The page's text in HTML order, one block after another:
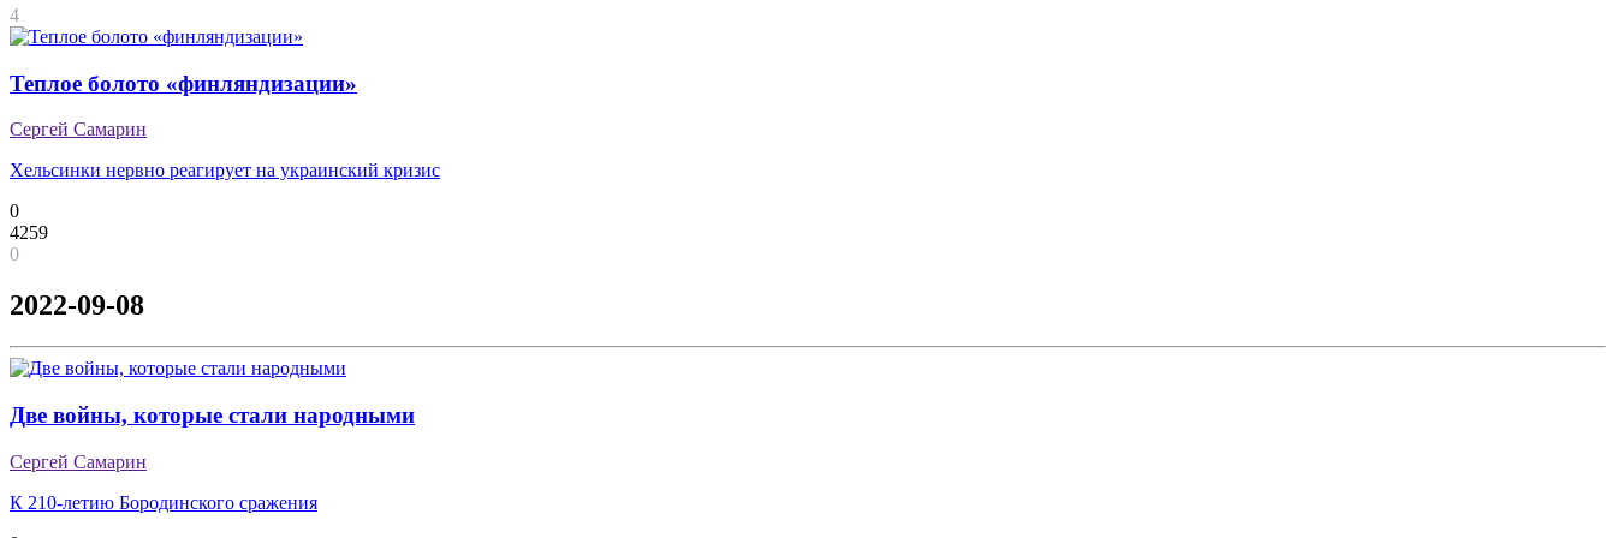
4
Теплое болото «финляндизации»
Сергей Самарин
Хельсинки нервно реагирует на украинский кризис
0
4259
0
2022-09-08
Две войны, которые стали народными
Сергей Самарин
К 210-летию Бородинского сражения